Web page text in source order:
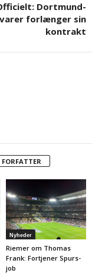
Dortmund-
forlænger sin
kontrakt
FORFATTER
Nyheder
Riemer om Thomas
Frank: Fortjener Spurs-
job